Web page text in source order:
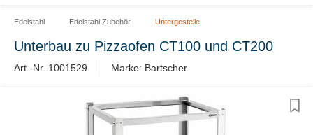
Edelstahl Edelstahl Zubehör Untergestelle
Unterbau zu Pizzaofen CT100 und CT200
Art.-Nr. 1001529 Marke: Bartscher